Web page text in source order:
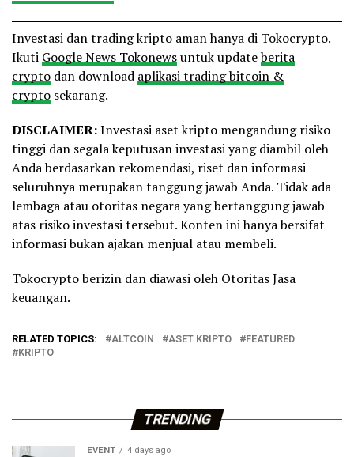
Investasi dan trading kripto aman hanya di Tokocrypto.
Ikuti Google News Tokonewsuntuk updateberita
crypto dan download aplikasi trading bitcoin &
crypto sekarang.
DISCLAIMER:Investasi aset kripto mengandung risiko
tinggi dan segala keputusan investasi yang diambil oleh
Anda berdasarkan rekomendasi, riset dan informasi
seluruhnya merupakan tanggung jawab Anda. Tidak ada
lembaga atau otoritas negara yang bertanggung jawab
atas risiko investasi tersebut. Konten ini hanya bersifat
informasi bukan ajakan menjual atau membeli.
Tokocrypto berizin dan diawasi oleh Otoritas Jasa
keuangan.
RELATED TOPICS: ALTCOIN ASET KRIPTO
FEATURED
KRIPTO
TRENDING
EVENT 4 days ago